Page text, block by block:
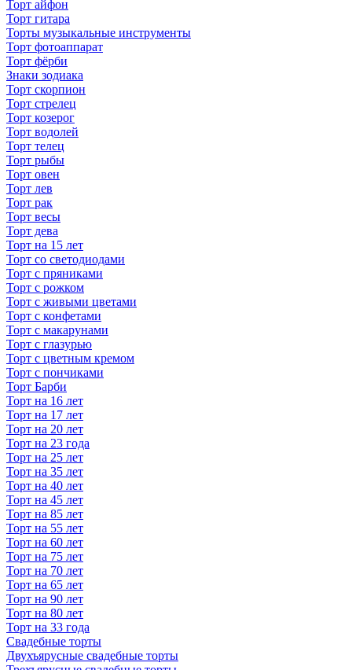
Торт айфон
Торт гитара
Торты музыкальные инструменты
Торт фотоаппарат
Торт фёрби
Знаки зодиака
Торт скорпион
Торт стрелец
Торт козерог
Торт водолей
Торт телец
Торт рыбы
Торт овен
Торт лев
Торт рак
Торт весы
Торт дева
Торт на 15 лет
Торт со светодиодами
Торт с пряниками
Торт с рожком
Торт с живыми цветами
Торт с конфетами
Торт с макарунами
Торт с глазурью
Торт с цветным кремом
Торт с пончиками
Торт Барби
Торт на 16 лет
Торт на 17 лет
Торт на 20 лет
Торт на 23 года
Торт на 25 лет
Торт на 35 лет
Торт на 40 лет
Торт на 45 лет
Торт на 85 лет
Торт на 55 лет
Торт на 60 лет
Торт на 75 лет
Торт на 70 лет
Торт на 65 лет
Торт на 90 лет
Торт на 80 лет
Торт на 33 года
Свадебные торты
Двухъярусные свадебные торты